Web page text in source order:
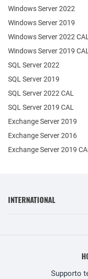
Windows Server 2022
Windows Server 2019
Exchange Server 2019
Exchange Server 2016
SQL Server 2022
SQL Server 2019
Windows Server 2022
Windows Server 2019
SQL Server 2022 CAL
SQL Server 2019 CAL
Exchange Server 2019
INTERNATIONAL
Supporto